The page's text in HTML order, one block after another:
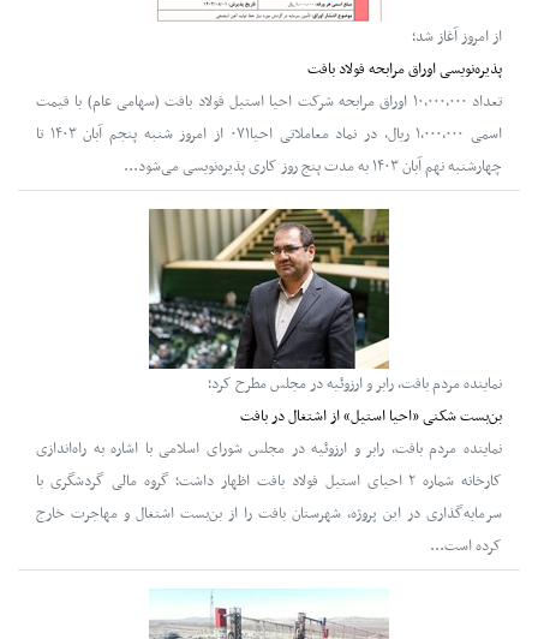
از امروز آغاز شد؛
پذیره‌نویسی اوراق مرابحه فولاد بافت
تعداد ۱۰،۰۰۰،۰۰۰ اوراق مرابحه شرکت احیا استیل فولاد بافت (سهامی عام) با قیمت
اسمی ۱،۰۰۰،۰۰۰ ریال، در نماد معاملاتی احیا۰۷۱ از امروز شنبه پنجم آبان ۱۴۰۳ تا
چهارشنبه نهم آبان ۱۴۰۳ به مدت پنج روز کاری پذیره‌نویسی می‌شود...
نماینده مردم بافت، رابر و ارزوئیه در مجلس مطرح کرد؛
بن‌بست شکنی «احیا استیل» از اشتغال در بافت
نماینده مردم بافت، رابر و ارزوئیه در مجلس شورای اسلامی با اشاره به راه‌اندازی
کارخانه شماره ۲ احیای استیل فولاد بافت اظهار داشت؛ گروه مالی گردشگری با
سرمایه‌گذاری در این پروژه، شهرستان بافت را از بن‌بست اشتغال و مهاجرت خارج
کرده است...